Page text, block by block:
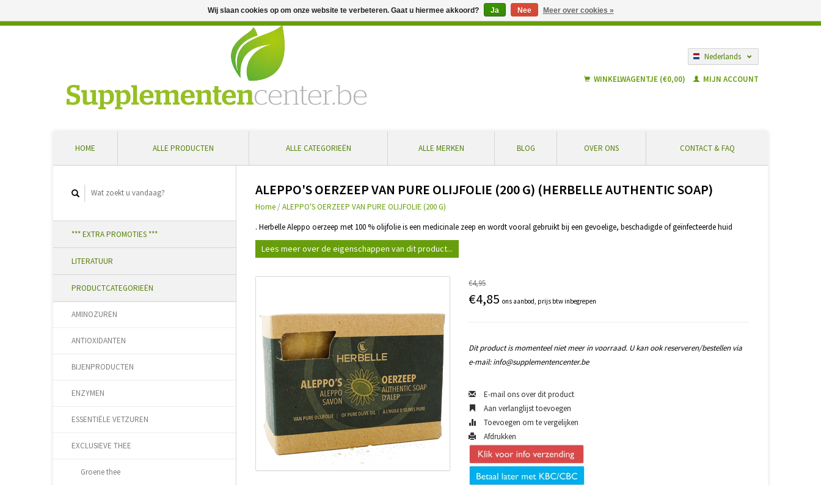
Nederlands
WINKELWAGENTJE (€0,00)
MIJN ACCOUNT
HOME ALLE PRODUCTEN ALLE CATEGORIEËN ALLE MERKEN BLOG OVER ONS CONTACT & FAQ
*** EXTRA PROMOTIES ***
LITERATUUR
PRODUCTCATEGORIEËN
AMINOZUREN
ANTIOXIDANTEN
BIJENPRODUCTEN
ENZYMEN
ESSENTIËLE VETZUREN
EXCLUSIEVE THEE
Groene thee
ALEPPO'S OERZEEP VAN PURE OLIJFOLIE (200 G) (HERBELLE AUTHENTIC SOAP)
Home /ALEPPO'S OERZEEP VAN PURE OLIJFOLIE (200 G)
. Herbelle Aleppo oerzeep met 100 % olijfolie is een medicinale zeep en wordt vooral gebruikt bij een gevoelige, beschadigde of geïnfecteerde huid
Lees meer over de eigenschappen van dit product...
€4,95
€4,85ons aanbod, prijs btw inbegrepen
Dit product is momenteel niet meer in voorraad. U kan ook reserveren/bestellen via
e-mail:info@supplementencenter.be
E-mail ons over dit product
Aan verlanglijst toevoegen
Toevoegen om te vergelijken
Afdrukken
Wij slaan cookies op om onze website te verbeteren. Gaat u hiermee akkoord? Ja Nee Meer over cookies »
Professioneel advies en snelle levering ... Ontvang 5 % extra korting bij aankoop vanaf € 100 ... Gratis levering in België vanaf € 55 ... Veilig winkelen en geen extra kosten